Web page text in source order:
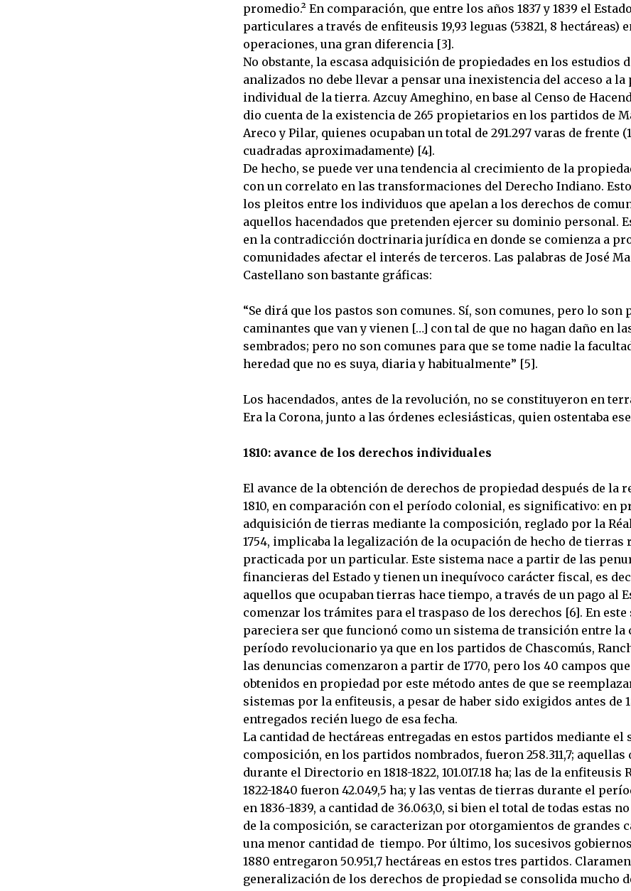
promedio.² En comparación, que entre los años 1837 y 1839 el
particulares a través de enfiteusis 19,93 leguas (53821, 8 hectáreas)
operaciones, una gran diferencia [3].
No obstante, la escasa adquisición de propiedades en los estudios
analizados no debe llevar a pensar una inexistencia del acceso a la
individual de la tierra. Azcuy Ameghino, en base al Censo de
dio cuenta de la existencia de 265 propietarios en los partidos de
Areco y Pilar, quienes ocupaban un total de 291.297 varas de frente
cuadradas aproximadamente) [4].
De hecho, se puede ver una tendencia al crecimiento de la
con un correlato en las transformaciones del Derecho Indiano.
los pleitos entre los individuos que apelan a los derechos de
aquellos hacendados que pretenden ejercer su dominio personal.
en la contradicción doctrinaria jurídica en donde se comienza a
comunidades afectar el interés de terceros. Las palabras de José
Castellano son bastante gráficas:
“Se dirá que los pastos son comunes. Sí, son comunes, pero lo son
caminantes que van y vienen […] con tal de que no hagan daño en
sembrados; pero no son comunes para que se tome nadie la
heredad que no es suya, diaria y habitualmente” [5].
Los hacendados, antes de la revolución, no se constituyeron en
Era la Corona, junto a las órdenes eclesiásticas, quien ostentaba
1810: avance de los derechos individuales
El avance de la obtención de derechos de propiedad después de la
1810, en comparación con el período colonial, es significativo: en
adquisición de tierras mediante la composición, reglado por la
1754, implicaba la legalización de la ocupación de hecho de tierras
practicada por un particular. Este sistema nace a partir de las
financieras del Estado y tienen un inequívoco carácter fiscal, es
aquellos que ocupaban tierras hace tiempo, a través de un pago al
comenzar los trámites para el traspaso de los derechos [6]. En este
pareciera ser que funcionó como un sistema de transición entre la
período revolucionario ya que en los partidos de Chascomús,
las denuncias comenzaron a partir de 1770, pero los 40 campos
obtenidos en propiedad por este método antes de que se
sistemas por la enfiteusis, a pesar de haber sido exigidos antes de
entregados recién luego de esa fecha.
La cantidad de hectáreas entregadas en estos partidos mediante el
composición, en los partidos nombrados, fueron 258.311,7; aquellas
durante el Directorio en 1818-1822, 101.017.18 ha; las de la enfiteusis
1822-1840 fueron 42.049,5 ha; y las ventas de tierras durante el
en 1836-1839, a cantidad de 36.063,0, si bien el total de todas estas
de la composición, se caracterizan por otorgamientos de grandes
una menor cantidad de tiempo. Por último, los sucesivos gobiernos
1880 entregaron 50.951,7 hectáreas en estos tres partidos.
generalización de los derechos de propiedad se consolida mucho